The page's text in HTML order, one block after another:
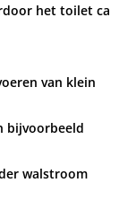
het toilet ca
van klein
bijvoorbeeld
walstroom